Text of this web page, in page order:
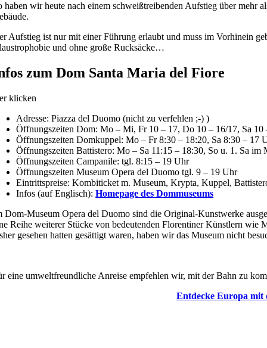
haben wir heute nach einem schweißtreibenden Aufstieg über mehr
Aufstieg ist nur mit einer Führung erlaubt und muss im Vorhinein
und ohne große Rucksäcke…
zum Dom Santa Maria del Fiore
klicken
Adresse: Piazza del Duomo (nicht zu verfehlen ;-) )
Öffnungszeiten Dom: Mo – Mi, Fr 10 – 17, Do 10 – 16/17, Sa 10
Öffnungszeiten Domkuppel: Mo – Fr 8:30 – 18:20, Sa 8:30 – 17
Öffnungszeiten Battistero: Mo – Sa 11:15 – 18:30, So u. 1. Sa im
Öffnungszeiten Campanile: tgl. 8:15 – 19 Uhr
Öffnungszeiten Museum Opera del Duomo tgl. 9 – 19 Uhr
Eintrittspreise: Kombiticket m. Museum, Krypta, Kuppel,
Infos (auf Englisch):Homepage des Dommuseums
Dom-Museum Opera del Duomo sind die Original-Kunstwerke
Reihe weiterer Stücke von bedeutenden Florentiner Künstlern
gesehen hatten gesättigt waren, haben wir das Museum nicht
eine umweltfreundliche Anreise empfehlen wir, mit der Bahn zu
Entdecke Europa mit